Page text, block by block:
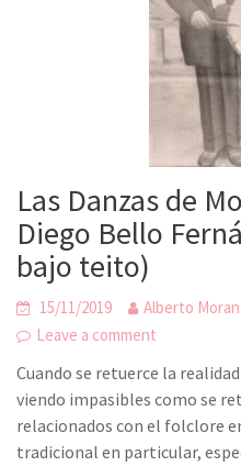
Las Danzas de
Diego Bello
bajo teito)
15/11/2019 Alberto
Leave a comment
Cuando se retuerce la
viendo impasibles como se
relacionados con el folclore
tradicional en particular,